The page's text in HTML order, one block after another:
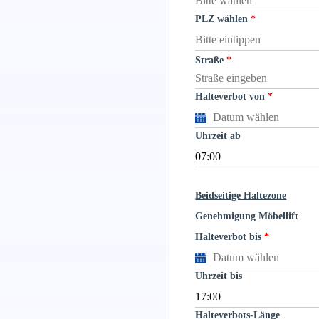
PLZ wählen
Straße
Halteverbot von
Uhrzeit ab
Beidseitige Haltezone
Genehmigung Möbellift
Halteverbot bis
Uhrzeit bis
Halteverbots-Länge